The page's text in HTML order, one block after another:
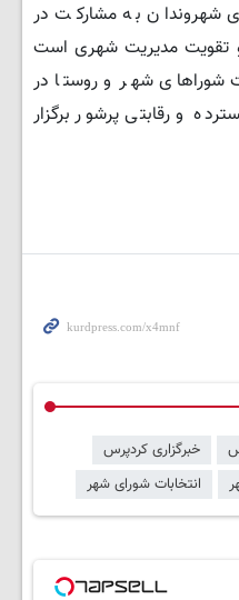
شهروندان به مشارکت در
تقویت مدیریت شهری است
شوراهای شهر و روستا در
و رقابتی پرشور برگزار
خبرگزاری کردپرس
انتخابات شورای شهر